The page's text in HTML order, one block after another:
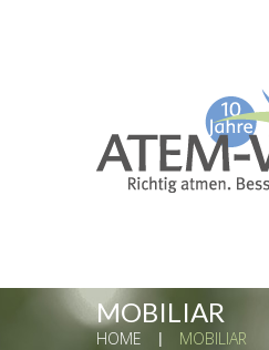
MOBILIAR
HOME MOBILIAR